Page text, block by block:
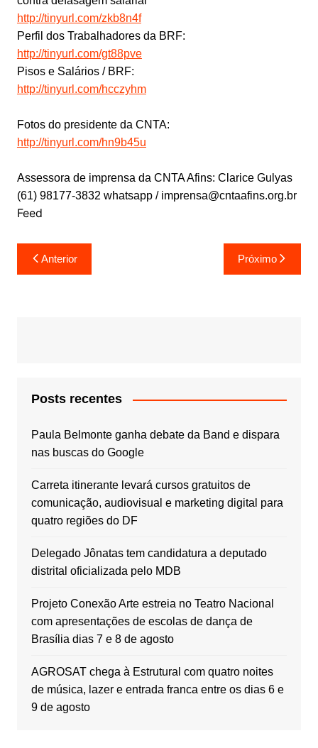
http://tinyurl.com/zkb8n4f
Perfil dos Trabalhadores da BRF:
http://tinyurl.com/gt88pve
Pisos e Salários / BRF:
http://tinyurl.com/hcczyhm
Fotos do presidente da CNTA:
http://tinyurl.com/hn9b45u
Assessora de imprensa da CNTA Afins: Clarice Gulyas
(61) 98177-3832 whatsapp / imprensa@cntaafins.org.br
Feed
Navegação
de
Anterior Próximo
Posts recentes
Paula Belmonte ganha debate da Band e dispara
nas buscas do Google
Carreta itinerante levará cursos gratuitos de
comunicação, audiovisual e marketing digital para
quatro regiões do DF
Delegado Jônatas tem candidatura a deputado
distrital oficializada pelo MDB
Projeto Conexão Arte estreia no Teatro Nacional
com apresentações de escolas de dança de
Brasília dias 7 e 8 de agosto
AGROSAT chega à Estrutural com quatro noites
de música, lazer e entrada franca entre os dias 6 e
9 de agosto